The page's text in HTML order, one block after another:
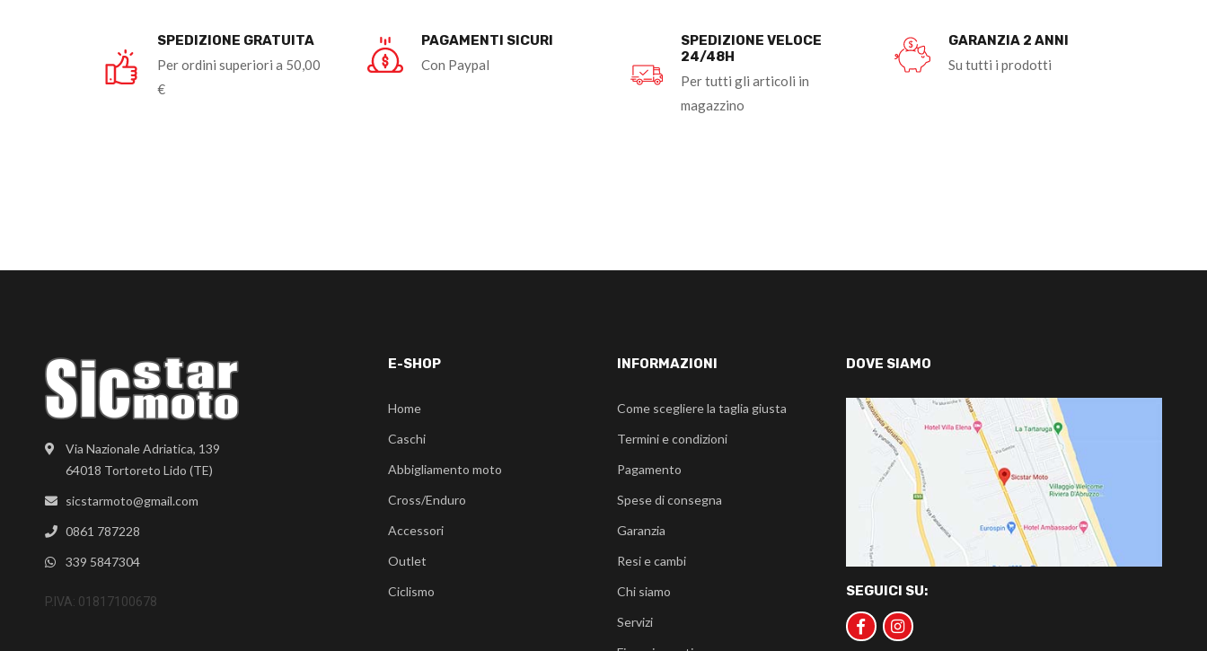
SPEDIZIONE GRATUITA
Per ordini superiori a 50,00
€
PAGAMENTI SICURI
Con Paypal
SPEDIZIONE VELOCE
24/48H
Per tutti gli articoli in
magazzino
GARANZIA 2 ANNI
Su tutti i prodotti
Via Nazionale Adriatica, 139
64018 Tortoreto Lido (TE)
sicstarmoto@gmail.com
0861 787228
339 5847304
P.IVA: 01817100678
E-SHOP
Home
Caschi
Abbigliamento moto
Cross/Enduro
Accessori
Outlet
Ciclismo
INFORMAZIONI
Come scegliere la taglia giusta
Termini e condizioni
Pagamento
Spese di consegna
Garanzia
Resi e cambi
Chi siamo
Servizi
DOVE SIAMO
SEGUICI SU: